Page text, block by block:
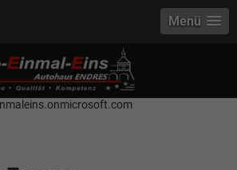
Points to address or value:
Host
Points to address or value: selector2-aee-
Menü